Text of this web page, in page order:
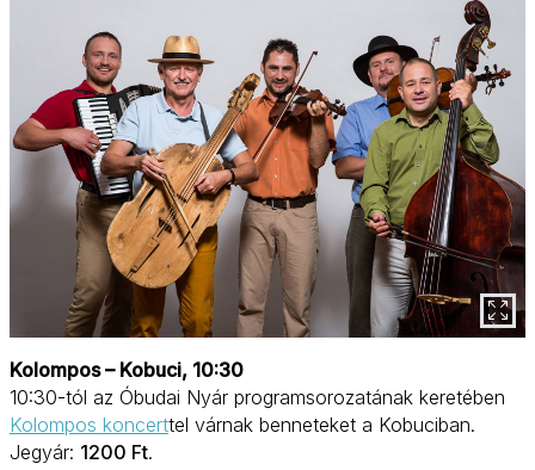
Kolompos – Kobuci, 10:30
10:30-tól az Óbudai Nyár programsorozatának keretében
Kolompos koncerttel várnak benneteket a Kobuciban.
Jegyár: 1200 Ft.